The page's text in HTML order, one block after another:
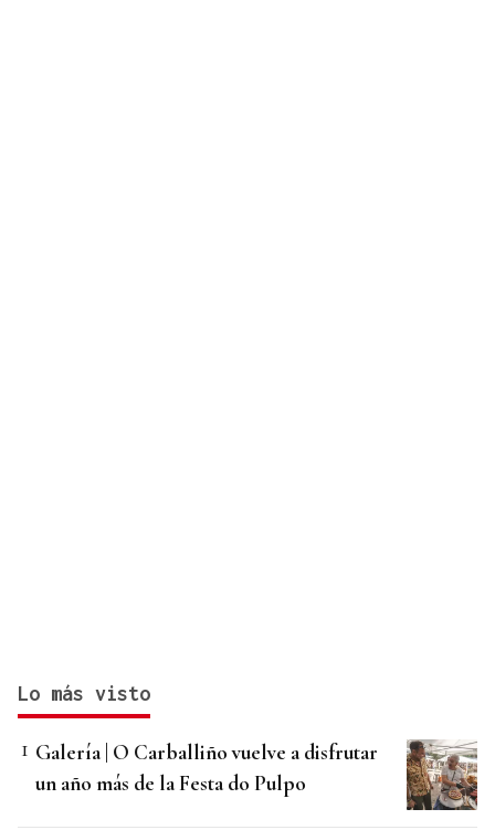
Lo más visto
Galería | O Carballiño vuelve a disfrutar
un año más de la Festa do Pulpo